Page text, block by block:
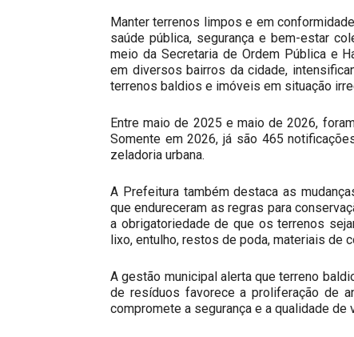
Manter terrenos limpos e em
saúde pública, segurança e bem-estar
meio da Secretaria de Ordem Pública e
em diversos bairros da cidade,
terrenos baldios e imóveis em situação
Entre maio de 2025 e maio de 2026,
Somente em 2026, já são 465
zeladoria urbana.
A Prefeitura também destaca as
que endureceram as regras para
a obrigatoriedade de que os terrenos
lixo, entulho, restos de poda, materiais de
A gestão municipal alerta que terreno
de resíduos favorece a proliferação de
compromete a segurança e a qualidade de